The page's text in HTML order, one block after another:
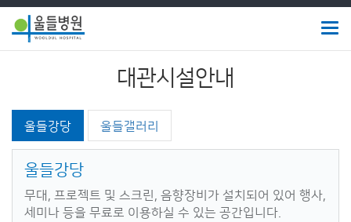
병
원
대관시설안내
울들강당 울들갤러리
울들강당
무대, 프로젝트 및 스크린, 음향장비가 설치되어 있어 행사,
세미나 등을 무료로 이용하실 수 있는 공간입니다.